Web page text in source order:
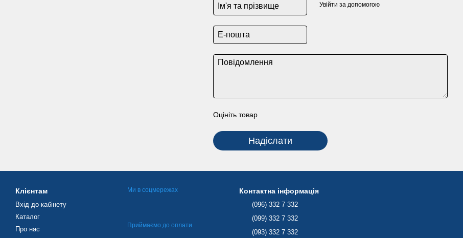
Увійти за допомогою
Оцініть товар
Надіслати
Клієнтам
Вхід до кабінету
Каталог
Про нас
Ми в соцмережах
Приймаємо до оплати
Контактна інформація
(096) 332 7 332
(099) 332 7 332
(093) 332 7 332